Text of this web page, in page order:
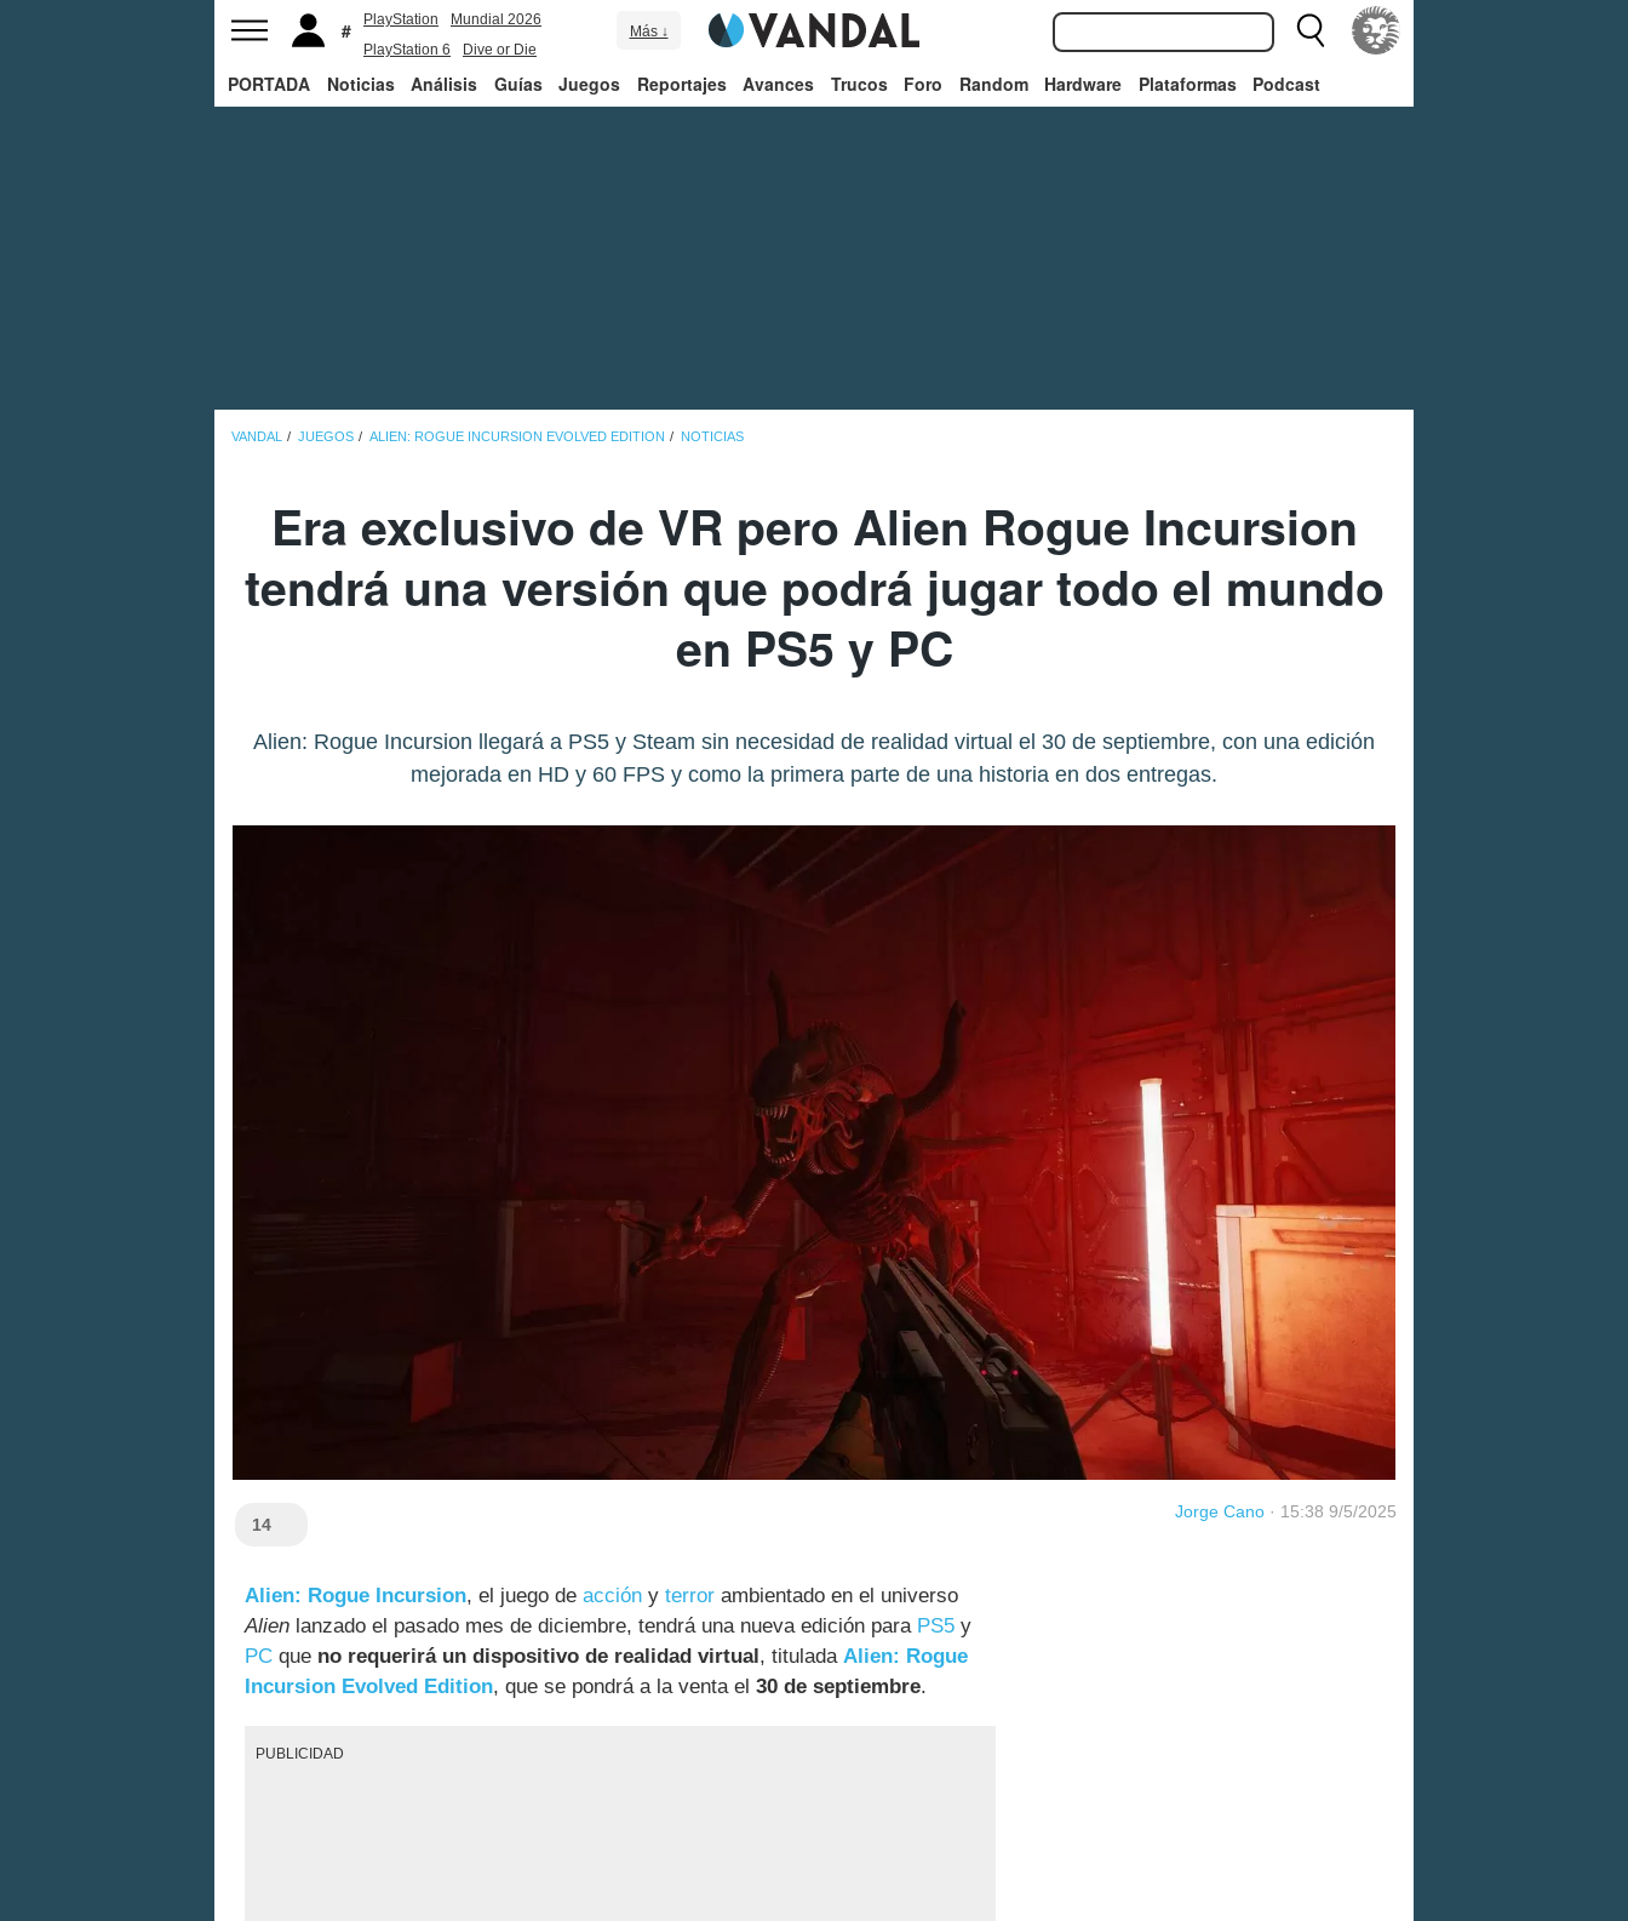
PlayStation
Mundial 2026
PlayStation 6
Dive or Die
Más ↓
PORTADA Noticias Análisis Guías Juegos Reportajes Avances Trucos Foro Random Hardware Plataformas Podcast
VANDAL JUEGOS ALIEN: ROGUE INCURSION EVOLVED EDITION NOTICIAS
Era exclusivo de VR pero Alien Rogue Incursion
tendrá una versión que podrá jugar todo el mundo
en PS5 y PC
Alien: Rogue Incursion llegará a PS5 y Steam sin necesidad de realidad virtual el 30 de septiembre, con una edición
mejorada en HD y 60 FPS y como la primera parte de una historia en dos entregas.
14
Jorge Cano · 15:38 9/5/2025
Alien: Rogue Incursion, el juego de acción y terror ambientado en el universo
Alien lanzado el pasado mes de diciembre, tendrá una nueva edición para PS5 y
PC que no requerirá un dispositivo de realidad virtual , titulada Alien: Rogue
Incursion Evolved Edition, que se pondrá a la venta el 30 de septiembre.
PUBLICIDAD